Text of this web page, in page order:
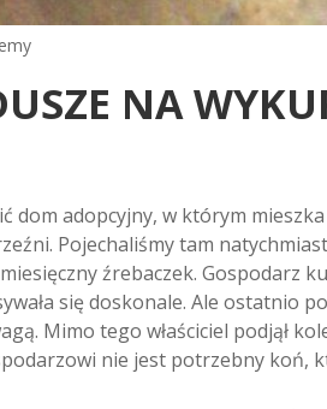
NA
dom adopcyjny, w którym
Pojechaliśmy tam
źrebaczek. Gospodarz
się doskonale. Ale ostatnio
Mimo tego właściciel podjął
nie jest potrzebny koń,